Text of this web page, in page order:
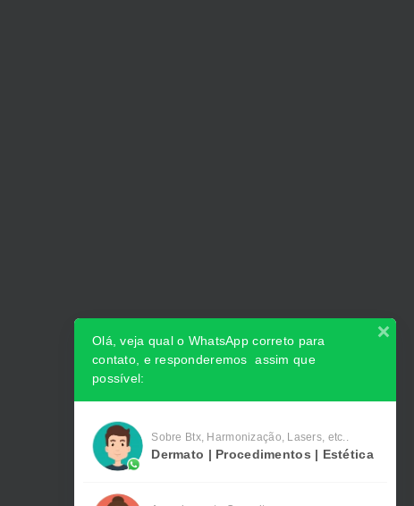
Olá, veja qual o WhatsApp correto para
contato, e responderemos assim que
possível:
Sobre Btx, Harmonização, Lasers, etc..
Dermato | Procedimentos | Estética